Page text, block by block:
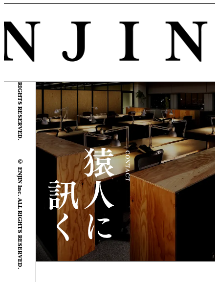
© ENJIN Inc. ALL RIGHTS RESERVED.
© ENJIN Inc. ALL RIGHTS RESERVED.
CONTACT